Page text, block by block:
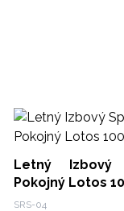
Letný
Pokojný Lotos
SRS-04